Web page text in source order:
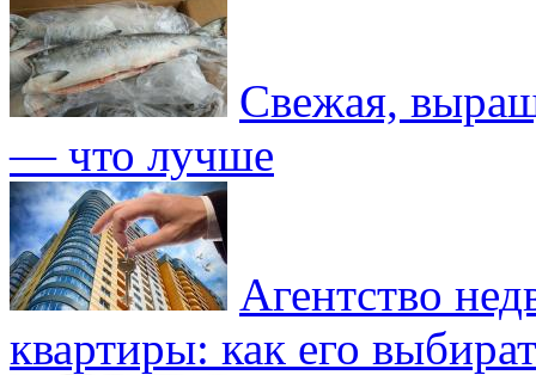
Свежая,
— что лучше
Агентство
квартиры: как его